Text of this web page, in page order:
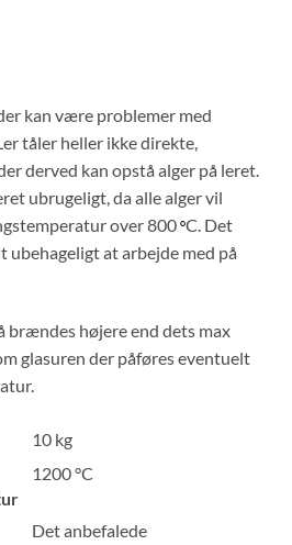
kan være problemer med
tåler heller ikke direkte,
derved kan opstå alger på leret.
ubrugeligt, da alle alger vil
over 800 °C. Det
at arbejde med på
brændes højere end dets max
glasuren der påføres eventuelt
10 kg
1200 °C
Det anbefalede